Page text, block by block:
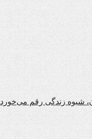
شیوه زندگی رقم می‌خورد